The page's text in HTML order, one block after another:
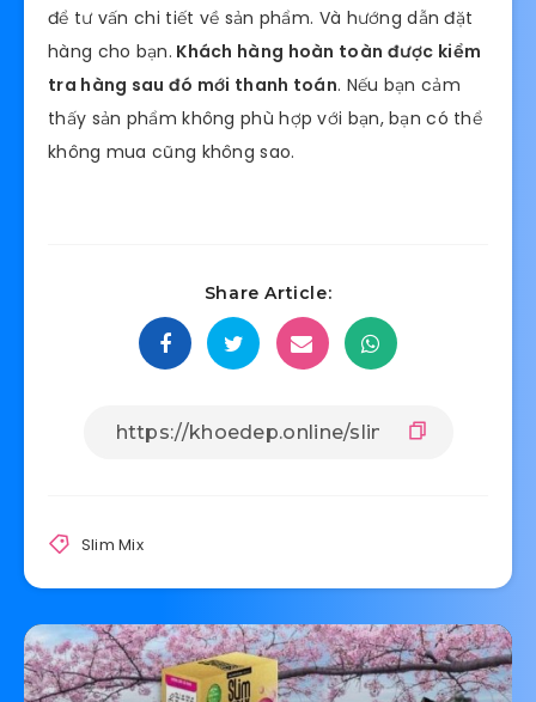
để tư vấn chi tiết về sản phẩm. Và hướng dẫn đặt
hàng cho bạn. Khách hàng hoàn toàn được kiểm
tra hàng sau đó mới thanh toán. Nếu bạn cảm
thấy sản phẩm không phù hợp với bạn, bạn có thể
không mua cũng không sao.
Share Article:
Slim Mix